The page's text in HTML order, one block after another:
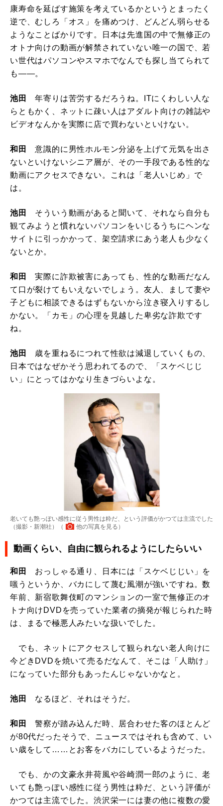
康寿命を延ばす施策を考えているかというとまったく
逆で、むしろ「オス」を痛めつけ、どんどん弱らせる
ようなことばかりです。日本は先進国の中で無修正の
オトナ向けの動画が解禁されていない唯一の国で、若
い世代はパソコンやスマホでなんでも探し当てられて
も――。
池田年寄りは苦労するだろうね。ITにくわしい人な
らともかく、ネットに疎い人はアダルト向けの雑誌や
ビデオなんかを実際に店で買わないといけない。
和田意識的に男性ホルモン分泌を上げて元気を出さ
ないといけないシニア層が、その一手段である性的な
動画にアクセスできない。これは「老人いじめ」で
は。
池田 そういう動画があると聞いて、それなら自分も
観てみようと慣れないパソコンをいじるうちにヘンな
サイトに引っかかって、架空請求にあう老人も少なく
ないとか。
和田実際に詐欺被害にあっても、性的な動画だなん
て口が裂けてもいえないでしょう。友人、まして妻や
子どもに相談できるはずもないから泣き寝入りするし
かない。「カモ」の心理を見越した卑劣な詐欺です
ね。
池田 歳を重ねるにつれて性欲は減退していくもの、
日本ではなぜかそう思われてるので、「スケベじじ
い」にとってはかなり生きづらいよな。
老いても艶っぽい感性に従う男性は粋だ、という評価がかつては主流でした
（撮影・新潮社）（
他の写真を見る ）
動画くらい、自由に観られるようにしたらいい
和田 おっしゃる通り、日本には「スケベじじい」を
嗤うというか、バカにして蔑む風潮が強いですね。数
年前、新宿歌舞伎町のマンションの一室で無修正のオ
トナ向けDVDを売っていた業者の摘発が報じられた時
は、まるで極悪人みたいな扱いでした。
でも、ネットにアクセスして観られない老人向けに
今どきDVDを焼いて売るだなんて、そこは「人助け」
になっていた部分もあったんじゃないかなと。
池田 なるほど、それはそうだ。
和田警察が踏み込んだ時、居合わせた客のほとんど
が80代だったそうで、ニュースではそれも含めて、い
い歳をして……とお客をバカにしているようだった。
でも、かの文豪永井荷風や谷崎潤一郎のように、老
いても艶っぽい感性に従う男性は粋だ、という評価が
かつては主流でした。渋沢栄一には妻の他に複数の愛